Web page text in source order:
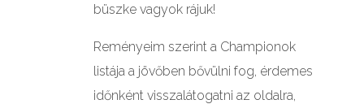
büszke vagyok rájuk!
Reményeim szerint a Championok
listája a jövőben bővülni fog, érdemes
időnként visszalátogatni az oldalra,